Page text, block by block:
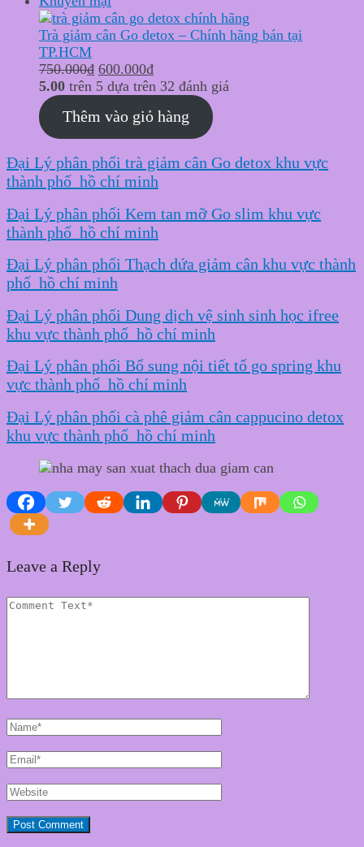
phẩm
đang
giá
Trà giảm cân Go detox – Chính hãng bán tại
TP.HCM
750.000₫ Original
price
750.000₫.
600.000₫Current
price
600.000₫.
5.00 trên 5 dựa trên 32 đánh giá
Thêm vào giỏ hàng
Đại Lý phân phối trà giảm cân Go detox khu vực
thành phố hồ chí minh
Đại Lý phân phối Kem tan mỡ Go slim khu vực
thành phố hồ chí minh
Đại Lý phân phối Thạch dứa giảm cân khu vực thành
phố hồ chí minh
Đại Lý phân phối Dung dịch vệ sinh sinh học ifree
khu vực thành phố hồ chí minh
Đại Lý phân phối Bổ sung nội tiết tố go spring khu
vực thành phố hồ chí minh
Đại Lý phân phối cà phê giảm cân cappucino detox
khu vực thành phố hồ chí minh
Leave a Reply